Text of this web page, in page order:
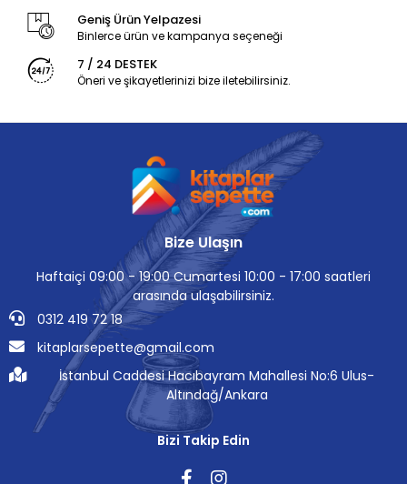
Geniş Ürün Yelpazesi
Binlerce ürün ve kampanya seçeneği
7 / 24 DESTEK
Öneri ve şikayetlerinizi bize iletebilirsiniz.
Bize Ulaşın
Haftaiçi 09:00 - 19:00 Cumartesi 10:00 - 17:00 saatleri
arasında ulaşabilirsiniz.
0312 419 72 18
kitaplarsepette@gmail.com
İstanbul Caddesi Hacıbayram Mahallesi No:6 Ulus-
Altındağ/Ankara
Bizi Takip Edin